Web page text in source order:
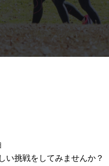
い挑戦をしてみませんか？